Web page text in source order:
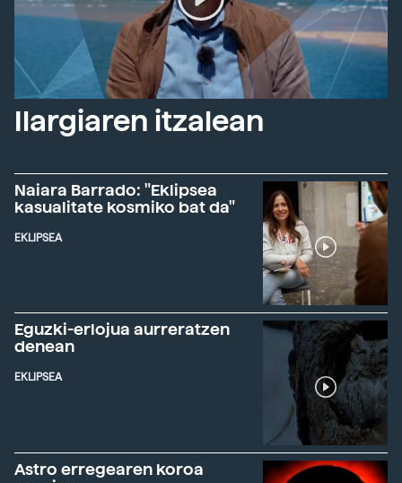
Ilargiaren itzalean
Naiara Barrado: "Eklipsea
kasualitate kosmiko bat da"
EKLIPSEA
Eguzki-erlojua aurreratzen
denean
EKLIPSEA
Astro erregearen koroa